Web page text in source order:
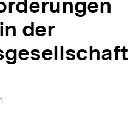
der